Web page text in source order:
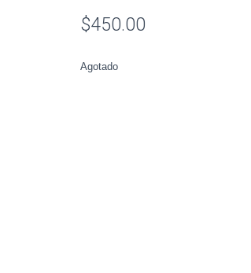
$450.00
Agotado